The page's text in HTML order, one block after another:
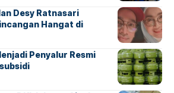
Desy Ratnasari
Hangat di
Penyalur Resmi